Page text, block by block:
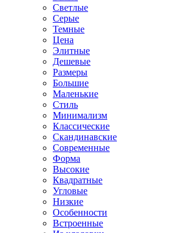
Светлые
Серые
Темные
Цена
Элитные
Дешевые
Размеры
Большие
Маленькие
Стиль
Минимализм
Классические
Скандинавские
Современные
Форма
Высокие
Квадратные
Угловые
Низкие
Особенности
Встроенные